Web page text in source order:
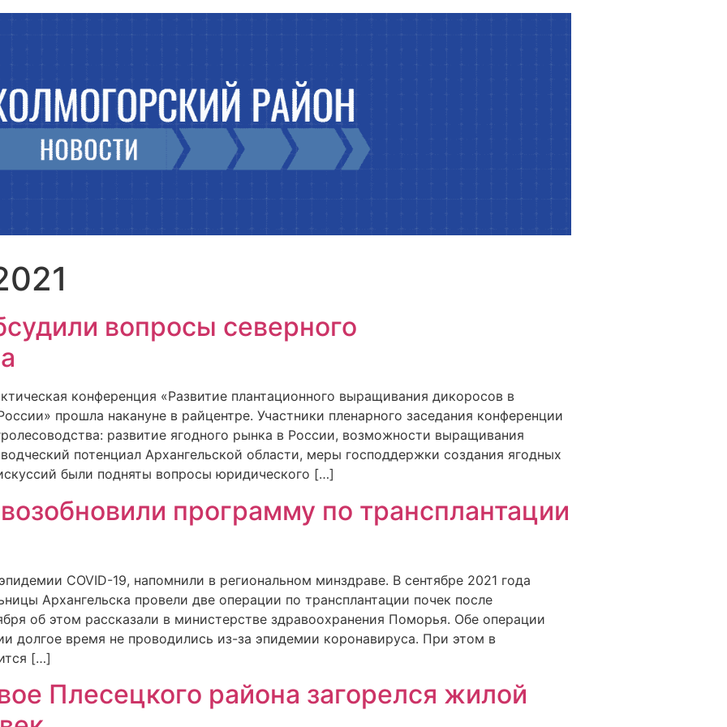
вопросы северного
конференция «Развитие плантационного выращивания дикоросов в
прошла накануне в райцентре. Участники пленарного заседания конференции
развитие ягодного рынка в России, возможности выращивания
потенциал Архангельской области, меры господдержки создания ягодных
были подняты вопросы юридического […]
программу по трансплантации
COVID-19, напомнили в региональном минздраве. В сентябре 2021 года
Архангельска провели две операции по трансплантации почек после
об этом рассказали в министерстве здравоохранения Поморья. Обе операции
долгое время не проводились из-за эпидемии коронавируса. При этом в
[…]
Плесецкого района загорелся жилой